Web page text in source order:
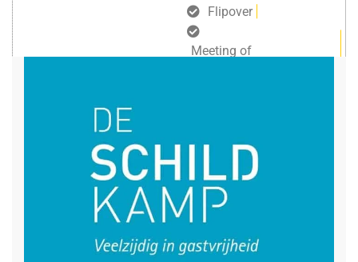
Flipover
Meeting of